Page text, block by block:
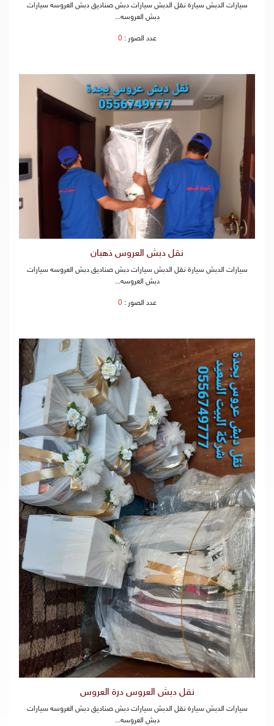
سيارات الدبش سيارة نقل الدبش سيارات دبش صناديق دبش العروسه سيارات
دبش العروسه...
عدد الصور :0
نقل دبش العروس ذهبان
سيارات الدبش سيارة نقل الدبش سيارات دبش صناديق دبش العروسه سيارات
دبش العروسه...
عدد الصور :0
نقل دبش العروس درة العروس
سيارات الدبش سيارة نقل الدبش سيارات دبش صناديق دبش العروسه سيارات
دبش العروسه...